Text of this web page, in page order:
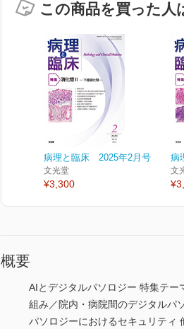
この商品を買った人
病理と臨床 2025年2月号
文光堂
¥3,300
病
文
概要
AIとデジタルパソロジー 特集テー
組み／院内・病院間のデジタルパ
パソロジーにおけるセキュリティ